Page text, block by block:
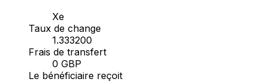
Xe
Taux de change
1.333200
Frais de transfert
0 GBP
Le bénéficiaire reçoit